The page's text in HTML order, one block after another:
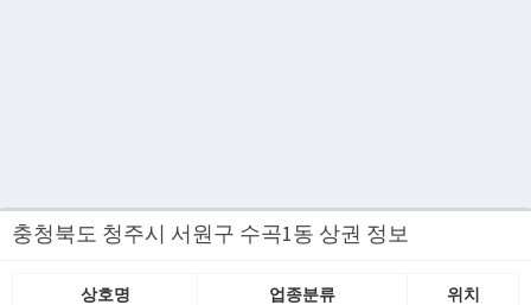
충청북도 청주시 서원구 수곡1동 상권 정보
상호명 업종분류 위치